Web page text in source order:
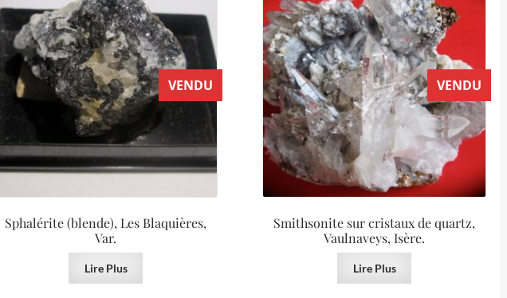
VENDU
Sphalérite (blende), Les Blaquières,
Var.
Lire Plus
VENDU
Smithsonite sur cristaux de quartz,
Vaulnaveys, Isère.
Lire Plus